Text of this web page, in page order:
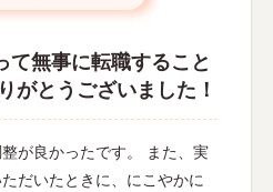
て無事に転職すること
がとうございました！
が良かったです。 また、実
だいたときに、にこやかに